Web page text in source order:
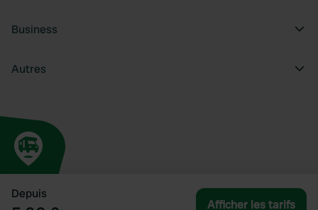
Depuis
Afficher les tarifs
Business
Autres